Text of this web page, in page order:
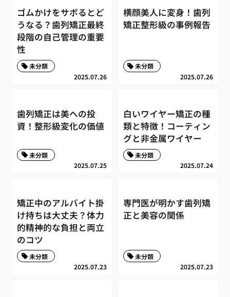
ゴムかけをサボるとど
うなる？歯列矯正最終
段階の自己管理の重要
性
2025.07.26
未分類
横顔美人に変身！歯列
矯正整形級の事例報告
2025.07.26
未分類
歯列矯正は美への投
資！整形級変化の価値
2025.07.25
未分類
白いワイヤー矯正の種
類と特徴！コーティン
グと非金属ワイヤー
2025.07.24
未分類
矯正中のアルバイト掛
け持ちは大丈夫？体力
的精神的な負担と両立
のコツ
2025.07.23
未分類
専門医が明かす歯列矯
正と美容の関係
2025.07.23
未分類